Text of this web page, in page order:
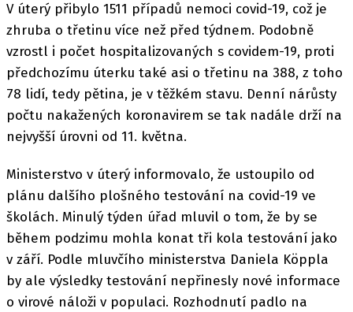
V úterý přibylo 1511 případů nemoci covid-19, což je
zhruba o třetinu více než před týdnem. Podobně
vzrostl i počet hospitalizovaných s covidem-19, proti
předchozímu úterku také asi o třetinu na 388, z toho
78 lidí, tedy pětina, je v těžkém stavu. Denní nárůsty
počtu nakažených koronavirem se tak nadále drží na
nejvyšší úrovni od 11. května.
Ministerstvo v úterý informovalo, že ustoupilo od
plánu dalšího plošného testování na covid-19 ve
školách. Minulý týden úřad mluvil o tom, že by se
během podzimu mohla konat tři kola testování jako
v září. Podle mluvčího ministerstva Daniela Köppla
by ale výsledky testování nepřinesly nové informace
o virové náloži v populaci. Rozhodnutí padlo na